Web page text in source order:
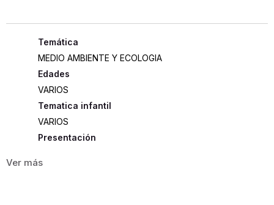
MEDIO AMBIENTE Y ECOLOGIA
Edades
VARIOS
Tematica infantil
VARIOS
Presentación